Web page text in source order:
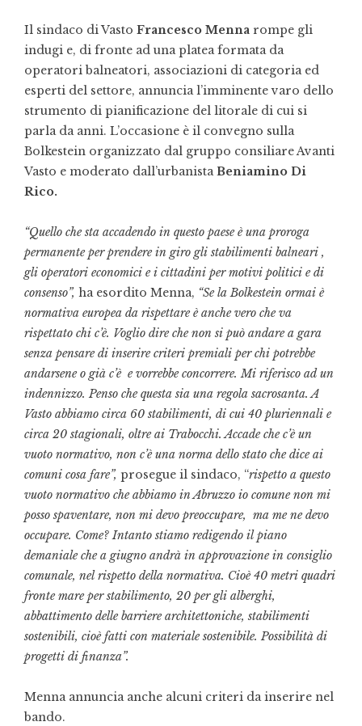
Il sindaco di Vasto Francesco Menna rompe gli
indugi e, di fronte ad una platea formata da
operatori balneatori, associazioni di categoria ed
esperti del settore, annuncia l’imminente varo dello
strumento di pianificazione del litorale di cui si
parla da anni. L’occasione è il convegno sulla
Bolkestein organizzato dal gruppo consiliare Avanti
Vasto e moderato dall’urbanistaBeniamino Di
Rico.
“Quello che sta accadendo in questo paese è una proroga
permanente per prendere in giro gli stabilimenti balneari ,
gli operatori economici e i cittadini per motivi politici e di
consenso”, ha esordito Menna, “Se la Bolkestein ormai è
normativa europea da rispettare è anche vero che va
rispettato chi c’è. Voglio dire che non si può andare a gara
senza pensare di inserire criteri premiali per chi potrebbe
andarsene o già c’è e vorrebbe concorrere. Mi riferisco ad un
indennizzo. Penso che questa sia una regola sacrosanta. A
Vasto abbiamo circa 60 stabilimenti, di cui 40 pluriennali e
circa 20 stagionali, oltre ai Trabocchi. Accade che c’è un
vuoto normativo, non c’è una norma dello stato che dice ai
comuni cosa fare”, prosegue il sindaco, “rispetto a questo
vuoto normativo che abbiamo in Abruzzo io comune non mi
posso spaventare, non mi devo preoccupare, ma me ne devo
occupare. Come? Intanto stiamo redigendo il piano
demaniale che a giugno andrà in approvazione in consiglio
comunale, nel rispetto della normativa. Cioè 40 metri quadri
fronte mare per stabilimento, 20 per gli alberghi,
abbattimento delle barriere architettoniche, stabilimenti
sostenibili, cioè fatti con materiale sostenibile. Possibilità di
progetti di finanza”.
Menna annuncia anche alcuni criteri da inserire nel
bando.